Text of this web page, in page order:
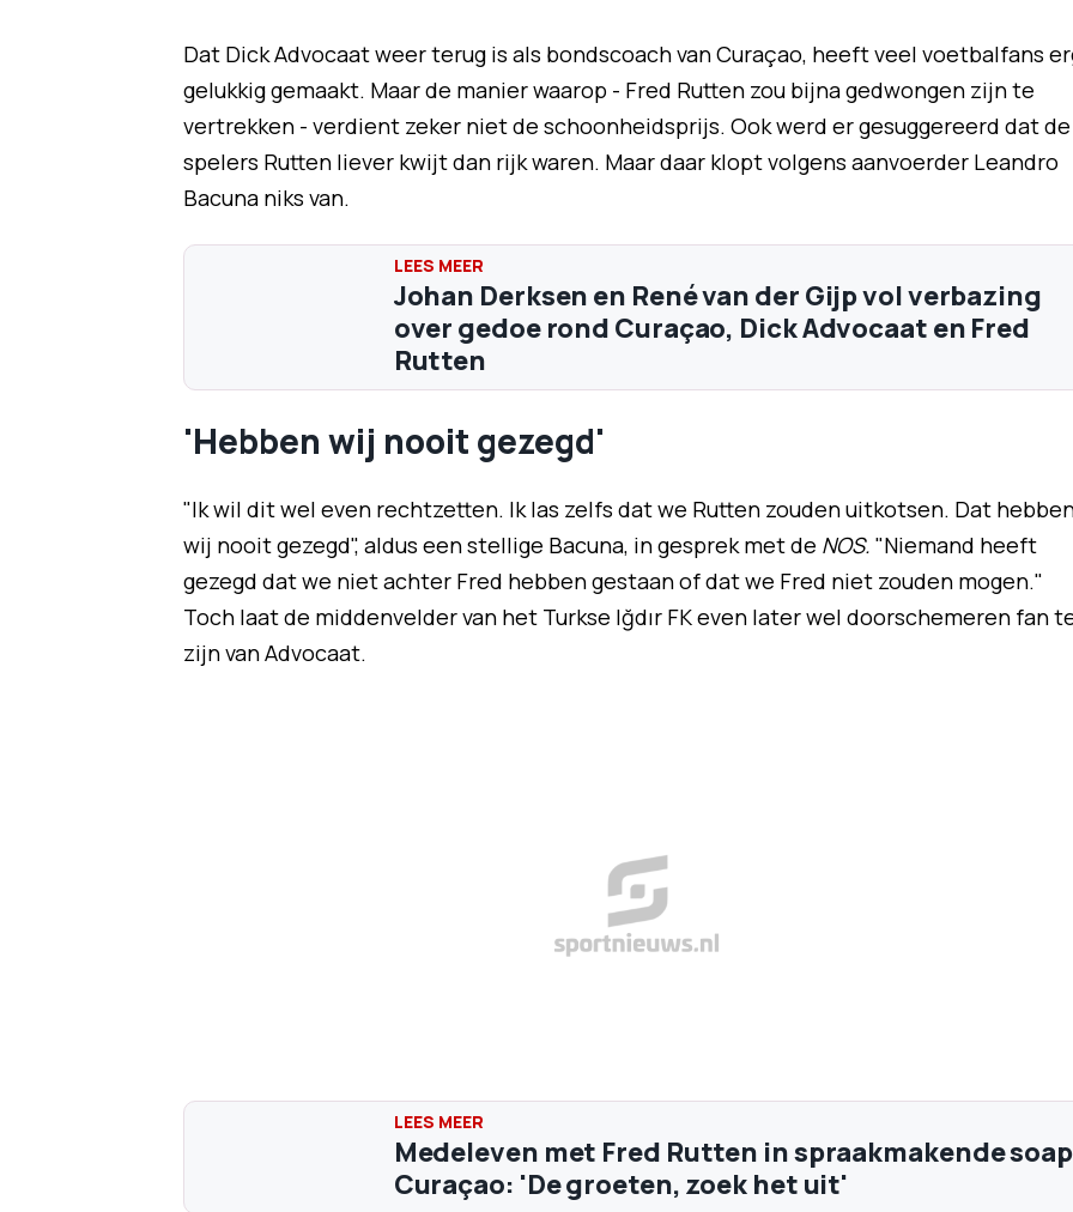
Dat Dick Advocaat weer terug is als bondscoach van Curaçao, heeft veel voetbalfans
gelukkig gemaakt. Maar de manier waarop - Fred Rutten zou bijna gedwongen zijn te
vertrekken - verdient zeker niet de schoonheidsprijs. Ook werd er gesuggereerd dat de
spelers Rutten liever kwijt dan rijk waren. Maar daar klopt volgens aanvoerder Leandro
Bacuna niks van.
Johan Derksen en René van der Gijp vol verbazing
over gedoe rond Curaçao, Dick Advocaat en Fred
Rutten
'Hebben wij nooit gezegd'
"Ik wil dit wel even rechtzetten. Ik las zelfs dat we Rutten zouden uitkotsen. Dat
wij nooit gezegd", aldus een stellige Bacuna, in gesprek met de NOS. "Niemand heeft
gezegd dat we niet achter Fred hebben gestaan of dat we Fred niet zouden mogen."
Toch laat de middenvelder van het Turkse Iğdır FK even later wel doorschemeren fan
zijn van Advocaat.
Medeleven met Fred Rutten in spraakmakende soap
Curaçao: 'De groeten, zoek het uit'